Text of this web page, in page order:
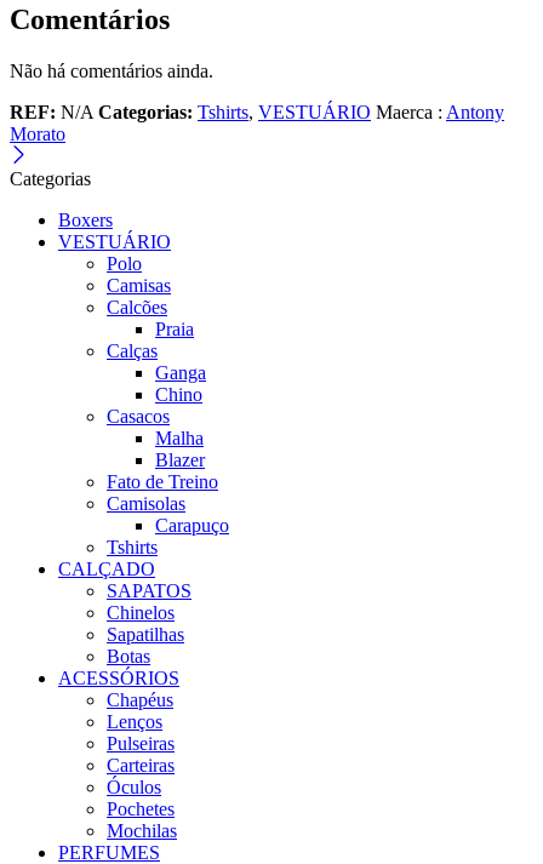
Comentários
Não há comentários ainda.
REF: N/A Categorias: Tshirts, VESTUÁRIO Maerca : Antony
Morato
Categorias
Boxers
VESTUÁRIO
Polo
Camisas
Calcões
Praia
Calças
Ganga
Chino
Casacos
Malha
Blazer
Fato de Treino
Camisolas
Carapuço
Tshirts
CALÇADO
SAPATOS
Chinelos
Sapatilhas
Botas
ACESSÓRIOS
Chapéus
Lenços
Pulseiras
Carteiras
Óculos
Pochetes
Mochilas
PERFUMES